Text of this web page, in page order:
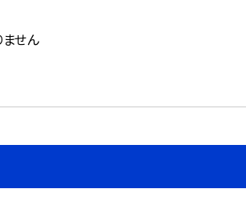
せん